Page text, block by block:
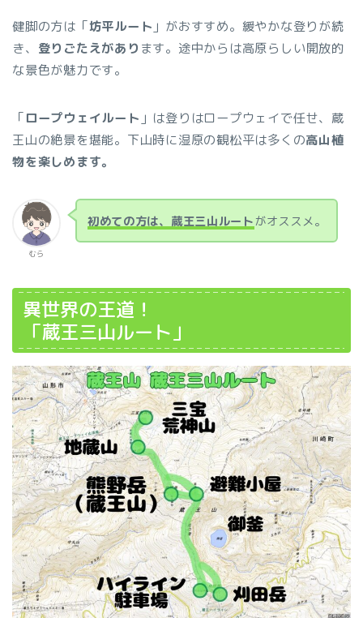
健脚の方は「坊平ルート 」がおすすめ。緩やかな登りが続
き、 登りごたえがあり ます。途中からは高原らしい開放的
な景色が魅力です。
「ロープウェイルート 」は登りはロープウェイで任せ、蔵
王山の絶景を堪能。下山時に湿原の観松平は多くの高山植
物を楽しめます。
むら
初めての方は、蔵王三山ルートがオススメ。
異世界の王道！
「蔵王三山ルート」